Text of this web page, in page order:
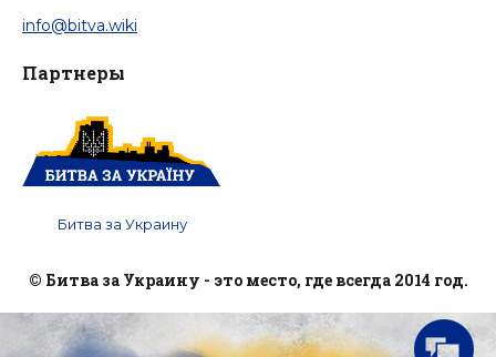
info@bitva.wiki
Партнеры
Битва за Украину
© Битва за Украину - это место, где всегда 2014 год.